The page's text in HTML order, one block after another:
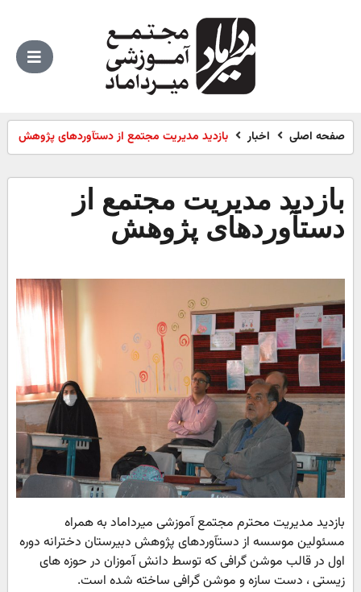
صفحه اصلی اخبار بازدید مدیریت مجتمع از دستآوردهای پژوهش
بازدید مدیریت مجتمع از
دستآوردهای پژوهش
بازدید مدیریت محترم مجتمع آموزشی میرداماد به همراه
مسئولین موسسه از دستآوردهای پژوهش دبیرستان دخترانه دوره
اول در قالب موشن گرافی که توسط دانش آموزان در حوزه های
زیستی ، دست سازه و موشن گرافی ساخته شده است.